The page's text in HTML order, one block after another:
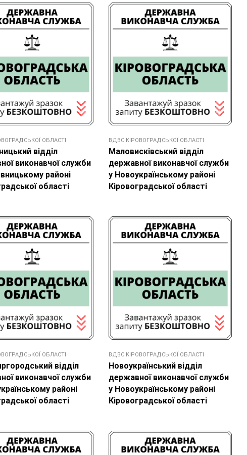
ОБЛАСТІ
відділ
виконавчої служби
районі
області
ВДВС КІРОВОГРАДСЬКОЇ ОБЛАСТІ
Маловисківський відділ
державної виконавчої служби
у Новоукраїнському районі
Кіровоградської області
ОБЛАСТІ
відділ
виконавчої служби
районі
області
ВДВС КІРОВОГРАДСЬКОЇ ОБЛАСТІ
Новоукраїнський відділ
державної виконавчої служби
у Новоукраїнському районі
Кіровоградської області